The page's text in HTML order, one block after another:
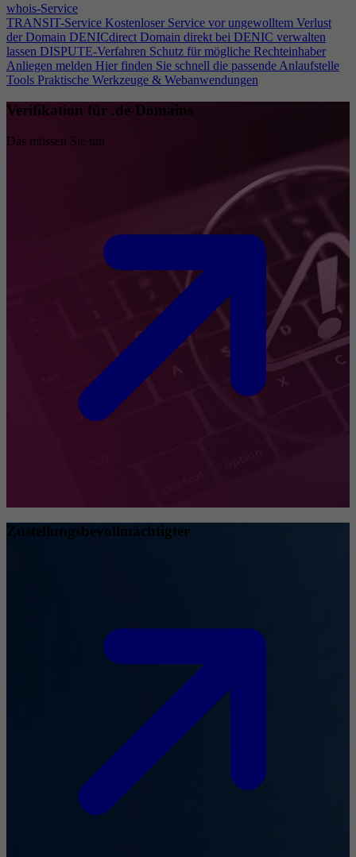
whois-Service
TRANSIT-Service Kostenloser Service vor ungewolltem Verlust
der Domain DENICdirect Domain direkt bei DENIC verwalten
lassen DISPUTE-Verfahren Schutz für mögliche Rechteinhaber
Anliegen melden Hier finden Sie schnell die passende Anlaufstelle
Tools Praktische Werkzeuge & Webanwendungen
Verifikation für .de-Domains
Das müssen Sie tun
Zustellungsbevollmächtigter